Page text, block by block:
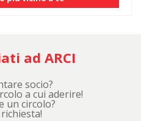
ad ARCI
socio?
a cui aderire!
un circolo?